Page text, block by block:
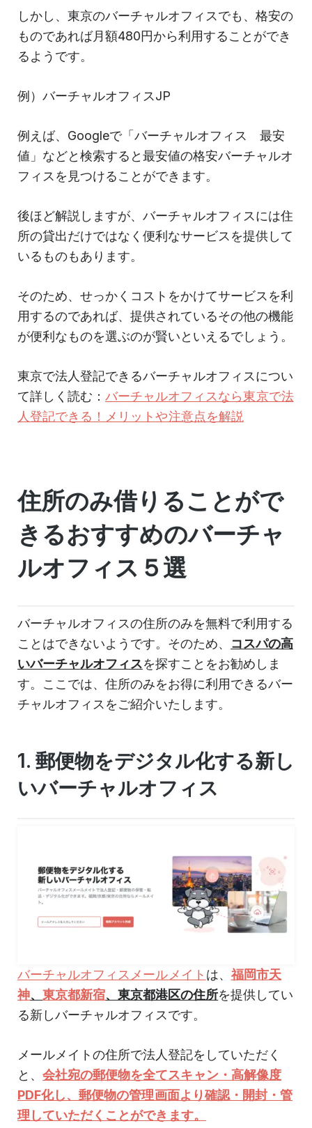
しかし、東京のバーチャルオフィスでも、格安の
ものであれば月額480円から利用することができ
るようです。
例）バーチャルオフィスJP
例えば、Googleで「バーチャルオフィス 最安
値」などと検索すると最安値の格安バーチャルオ
フィスを見つけることができます。
後ほど解説しますが、バーチャルオフィスには住
所の貸出だけではなく便利なサービスを提供して
いるものもあります。
そのため、せっかくコストをかけてサービスを利
用するのであれば、提供されているその他の機能
が便利なものを選ぶのが賢いといえるでしょう。
東京で法人登記できるバーチャルオフィスについ
て詳しく読む： バーチャルオフィスなら東京で法
人登記できる！メリットや注意点を解説
住所のみ借りることがで
きるおすすめのバーチャ
ルオフィス５選
バーチャルオフィスの住所のみを無料で利用する
ことはできないようです。そのため、 コスパの高
いバーチャルオフィスを探すことをお勧めしま
す。ここでは、住所のみをお得に利用できるバー
チャルオフィスをご紹介いたします。
1. 郵便物をデジタル化する新し
いバーチャルオフィス
バーチャルオフィスメールメイト は、 福岡市天
神、東京都新宿、東京都港区の住所を提供してい
る新しバーチャルオフィスです。
メールメイトの住所で法人登記をしていただく
と、 会社宛の郵便物を全てスキャン・高解像度
PDF化し、郵便物の管理画面より確認・開封・管
理していただくことができます。